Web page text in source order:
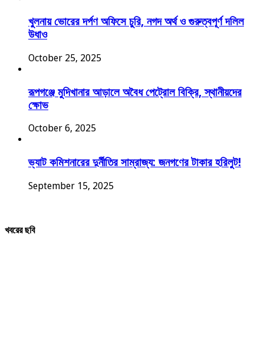
খুলনায় ভোরের দর্পণ অফিসে চুরি, নগদ অর্থ ও গুরুত্বপূর্ণ দলিল
উধাও
October 25, 2025
রূপগঞ্জে মুদিখানার আড়ালে অবৈধ পেট্রোল বিক্রি, স্থানীয়দের
ক্ষোভ
October 6, 2025
ভ্যাট কমিশনারের দুর্নীতির সাম্রাজ্য: জনগণের টাকার হরিলুট!
September 15, 2025
খবরের ছবি